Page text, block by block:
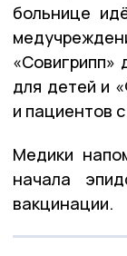
больнице
«Совигрипп»
для детей и
и пациентов
Медики
начала
вакцинации.